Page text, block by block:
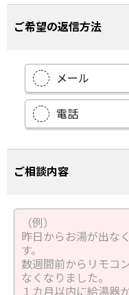
ご希望の返信方法
メール
電話
ご相談内容